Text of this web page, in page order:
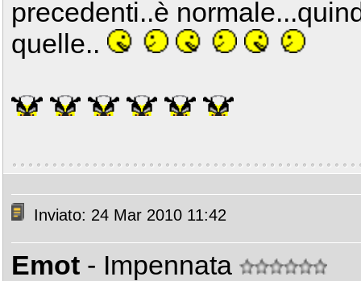
precedenti..è
quelle..
Inviato: 24 Mar 2010 11:42
Emot - Impennata